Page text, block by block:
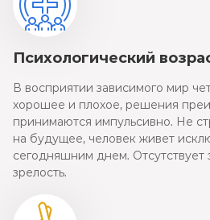
Психологический
В восприятии зависимого мир
хорошее и плохое, решения
принимаются импульсивно. Не
на будущее, человек живет
сегодняшним днем. Отсутствует
зрелость.